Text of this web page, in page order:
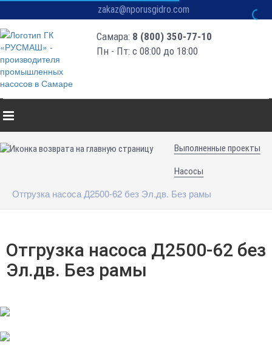
zakaz@nporusgidro.com
Самара: 8 (800) 350-77-10
Пн - Пт: с 08:00 до 18:00
Выполненные проекты
Насосы
Отгрузка насоса Д2500-62 без Эл.дв. Без рамы
Отгрузка насоса Д2500-62 без
Эл.дв. Без рамы